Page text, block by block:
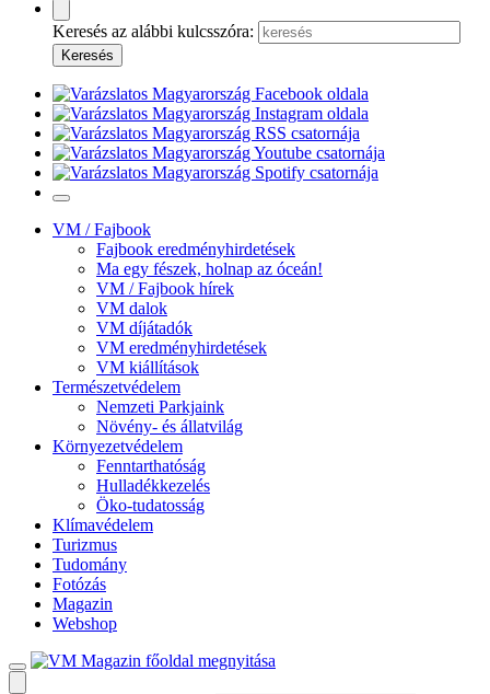
Keresés az alábbi kulcsszóra:
VM / Fajbook
Fajbook eredményhirdetések
Ma egy fészek, holnap az óceán!
VM / Fajbook hírek
VM dalok
VM díjátadók
VM eredményhirdetések
VM kiállítások
Természetvédelem
Nemzeti Parkjaink
Növény- és állatvilág
Környezetvédelem
Fenntarthatóság
Hulladékkezelés
Öko-tudatosság
Klímavédelem
Turizmus
Tudomány
Fotózás
Magazin
Webshop